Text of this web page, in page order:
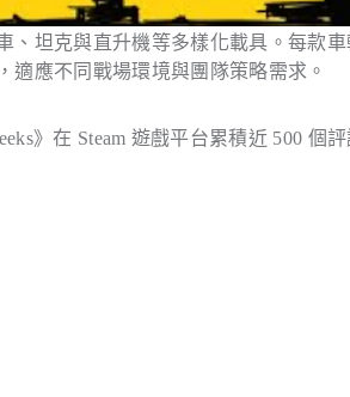
、坦克與直升機等多樣化載具。每款
適應不同戰場環境與團隊策略需求。
》在 Steam 遊戲平台累積近 500 個